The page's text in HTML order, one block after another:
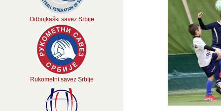
Odbojkaški savez Srbije
Rukometni savez Srbije